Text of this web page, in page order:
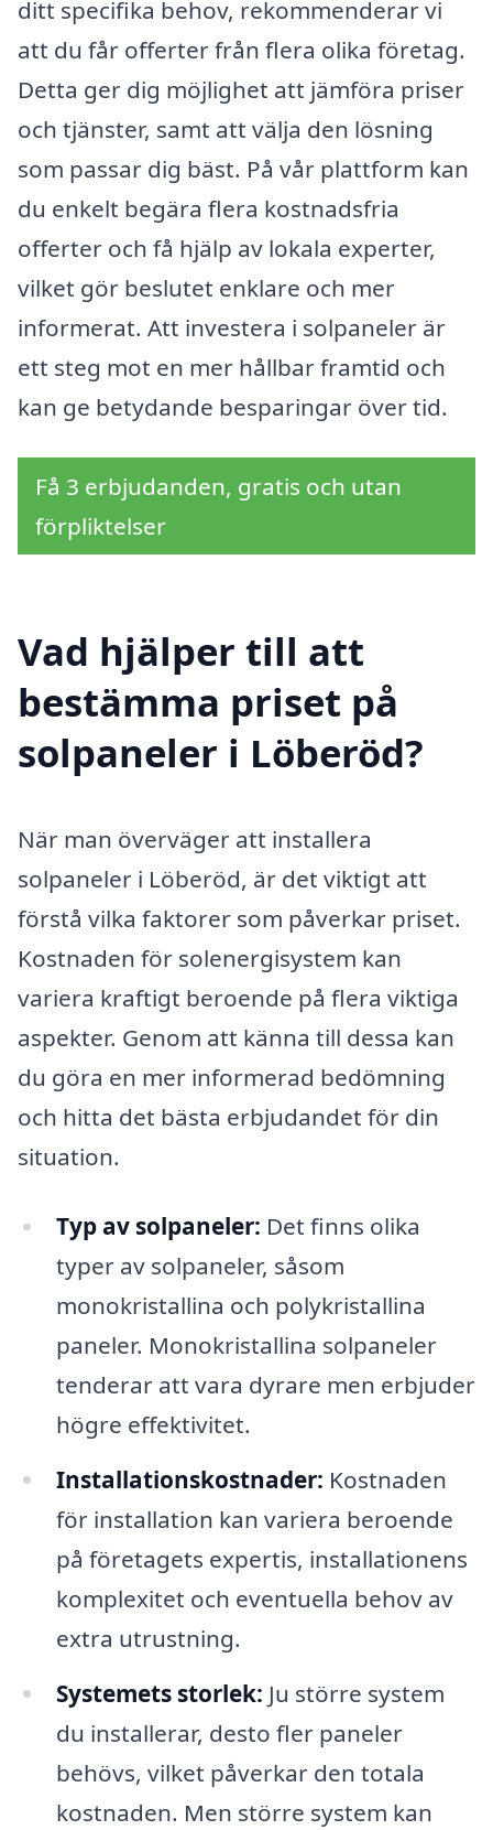
ditt specifika behov, rekommenderar vi
att du får offerter från flera olika företag.
Detta ger dig möjlighet att jämföra priser
och tjänster, samt att välja den lösning
som passar dig bäst. På vår plattform kan
du enkelt begära flera kostnadsfria
offerter och få hjälp av lokala experter,
vilket gör beslutet enklare och mer
informerat. Att investera i solpaneler är
ett steg mot en mer hållbar framtid och
kan ge betydande besparingar över tid.
Få 3 erbjudanden, gratis och utan
förpliktelser
Vad hjälper till att
bestämma priset på
solpaneler i Löberöd?
När man överväger att installera
solpaneler i Löberöd, är det viktigt att
förstå vilka faktorer som påverkar priset.
Kostnaden för solenergisystem kan
variera kraftigt beroende på flera viktiga
aspekter. Genom att känna till dessa kan
du göra en mer informerad bedömning
och hitta det bästa erbjudandet för din
situation.
Typ av solpaneler: Det finns olika
typer av solpaneler, såsom
monokristallina och polykristallina
paneler. Monokristallina solpaneler
tenderar att vara dyrare men erbjuder
högre effektivitet.
Installationskostnader: Kostnaden
för installation kan variera beroende
på företagets expertis, installationens
komplexitet och eventuella behov av
extra utrustning.
Systemets storlek: Ju större system
du installerar, desto fler paneler
behövs, vilket påverkar den totala
kostnaden. Men större system kan